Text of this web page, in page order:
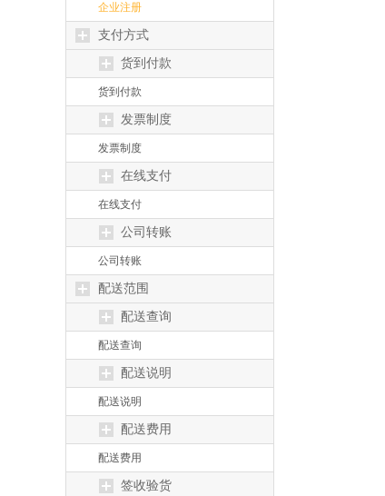
企业注册
支付方式
货到付款
货到付款
发票制度
发票制度
在线支付
在线支付
公司转账
公司转账
配送范围
配送查询
配送查询
配送说明
配送说明
配送费用
配送费用
签收验货